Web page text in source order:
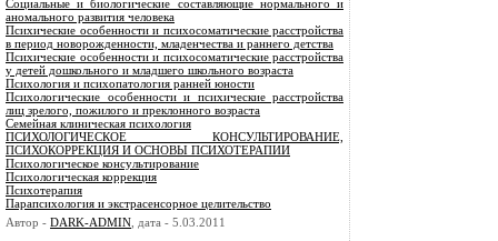
Социальные и биологические составляющие нормального и
аномального развития человека
Психические особенности и психосоматические расстройства
в период новорожденности, младенчества и раннего детства
Психические особенности и психосоматические расстройства
у детей дошкольного и младшего школьного возраста
Психология и психопатология ранней юности
Психологические особенности и психические расстройства
лиц зрелого, пожилого и преклонного возраста
Семейная клиническая психология
ПСИХОЛОГИЧЕСКОЕ КОНСУЛЬТИРОВАНИЕ,
ПСИХОКОРРЕКЦИЯ И ОСНОВЫ ПСИХОТЕРАПИИ
Психологическое консультирование
Психологическая коррекция
Психотерапия
Парапсихология и экстрасенсорное целительство
Автор - DARK-ADMIN , дата - 5.03.2011